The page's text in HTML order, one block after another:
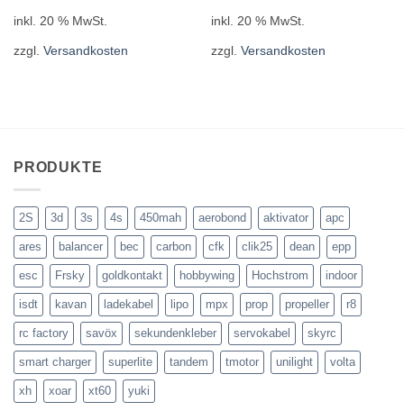
inkl. 20 % MwSt.
zzgl. Versandkosten
inkl. 20 % MwSt.
zzgl. Versandkosten
PRODUKTE
2S 3d 3s 4s 450mah aerobond aktivator apc
ares balancer bec carbon cfk clik25 dean epp
esc Frsky goldkontakt hobbywing Hochstrom indoor
isdt kavan ladekabel lipo mpx prop propeller r8
rc factory savöx sekundenkleber servokabel skyrc
smart charger superlite tandem tmotor unilight volta
xh xoar xt60 yuki